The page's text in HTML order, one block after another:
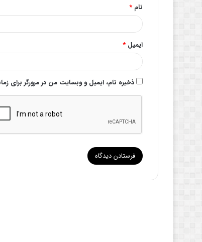
نام *
ایمیل *
ذخیره نام، ایمیل و وبسایت من در مرورگر برای